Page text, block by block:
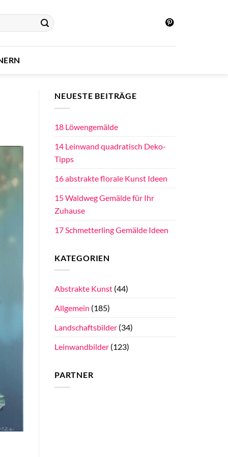
NEUESTE BEITRÄGE
18 Löwengemälde
14 Leinwand quadratisch Deko-
Tipps
16 abstrakte florale Kunst Ideen
15 Waldweg Gemälde für Ihr
Zuhause
17 Schmetterling Gemälde Ideen
KATEGORIEN
Abstrakte Kunst (44)
Allgemein (185)
Landschaftsbilder (34)
Leinwandbilder (123)
PARTNER